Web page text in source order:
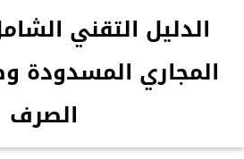
الدليل التقني
المجاري المسدودة
الصرف